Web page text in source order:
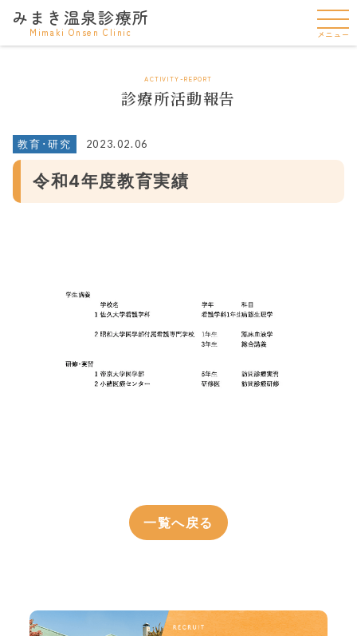
みまき温泉診療所
Mimaki Onsen Clinic メニュー
ACTIVITY-REPORT
診療所活動報告
教育･研究 2023.02.06
令和4年度教育実績
一覧へ戻る